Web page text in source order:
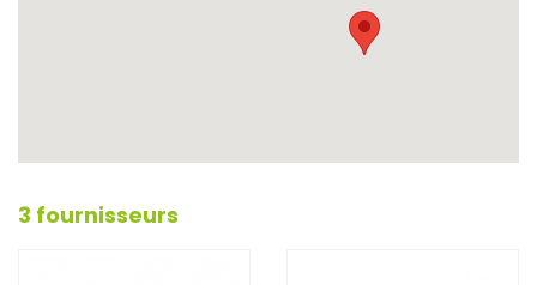
3 fournisseurs